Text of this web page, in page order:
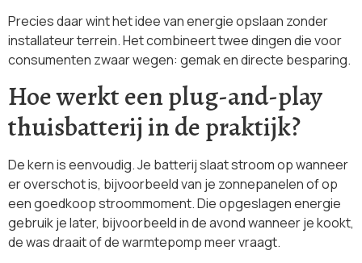
Precies daar wint het idee van energie opslaan zonder
installateur terrein. Het combineert twee dingen die voor
consumenten zwaar wegen: gemak en directe besparing.
Hoe werkt een plug-and-play
thuisbatterij in de praktijk?
De kern is eenvoudig. Je batterij slaat stroom op wanneer
er overschot is, bijvoorbeeld van je zonnepanelen of op
een goedkoop stroommoment. Die opgeslagen energie
gebruik je later, bijvoorbeeld in de avond wanneer je kookt,
de was draait of de warmtepomp meer vraagt.